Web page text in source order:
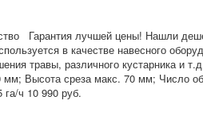
Гарантия лучшей цены! Нашли
в качестве навесного
травы, различного кустарника и
мм; Высота среза макс. 70 мм; Число
ч 10 990 руб.